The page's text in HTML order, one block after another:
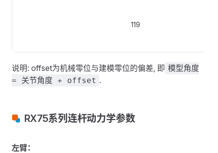
119
说明: offset为机械零位与建模零位的偏差, 即 模型角度
= 关节角度 + offset .
RX75系列连杆动力学参数
左臂：